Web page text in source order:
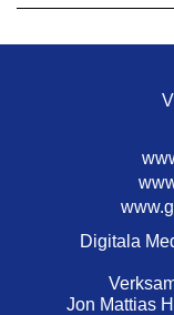
Digitala
Jon Mattias